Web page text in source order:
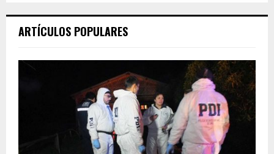
ARTÍCULOS POPULARES